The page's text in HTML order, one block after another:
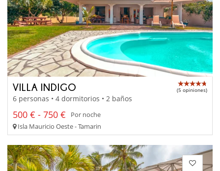
VILLA INDIGO (5 opiniones)
6 personas • 4 dormitorios • 2 baños
500 € - 750 €
Por noche
Isla Mauricio Oeste - Tamarin